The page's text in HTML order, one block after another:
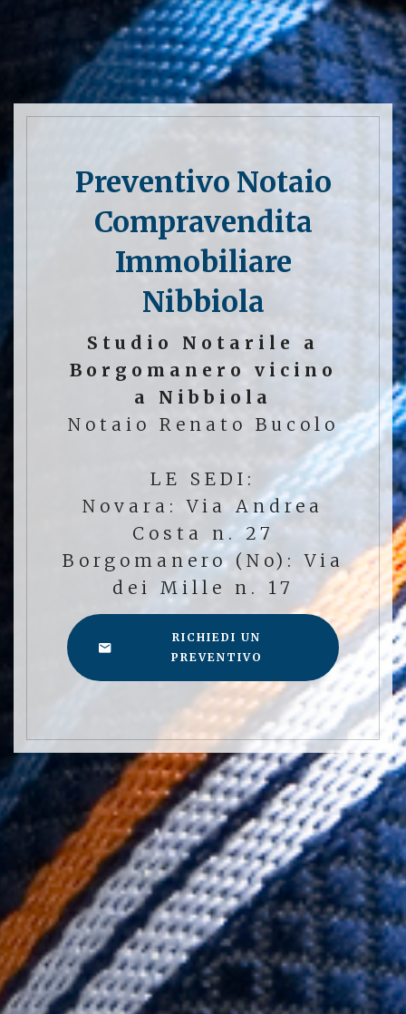
Preventivo Notaio
Compravendita
Immobiliare
Nibbiola
Studio Notarile a
Borgomanero vicino
a Nibbiola
Notaio Renato Bucolo
LE SEDI:
Novara: Via Andrea
Costa n. 27
Borgomanero (No): Via
dei Mille n. 17
RICHIEDI UN
PREVENTIVO